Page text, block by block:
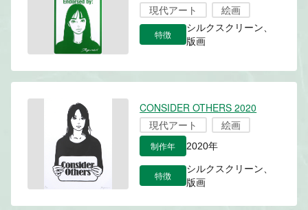
現代アート
絵画
特徴
シルクスクリーン、
版画
CONSIDER OTHERS 2020
現代アート
絵画
制作年 2020年
特徴
シルクスクリーン、
版画